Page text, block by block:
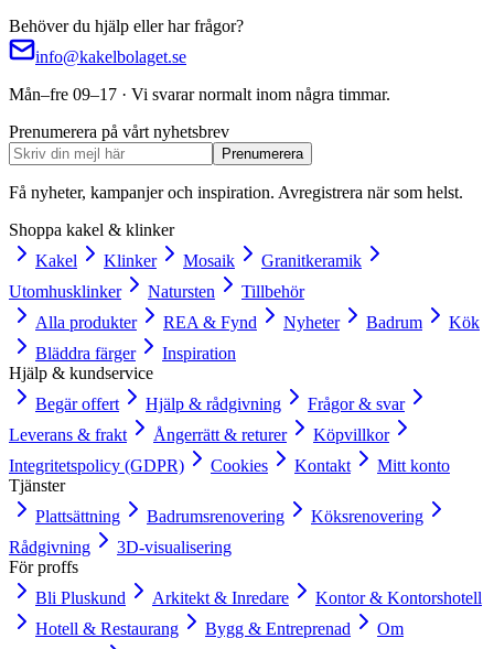
Behöver du hjälp eller har frågor?
info@kakelbolaget.se
Mån–fre 09–17 · Vi svarar normalt inom några timmar.
Prenumerera på vårt nyhetsbrev
Prenumerera
Få nyheter, kampanjer och inspiration. Avregistrera när som helst.
Shoppa kakel & klinker
Kakel
Klinker Mosaik
Granitkeramik
Utomhusklinker
Natursten
Tillbehör
Alla produkter
REA & Fynd Nyheter Badrum
Kök
Bläddra färger
Inspiration
Hjälp & kundservice
Begär offert
Hjälp & rådgivning
Frågor & svar
Leverans & frakt
Ångerrätt & returer
Köpvillkor
Integritetspolicy (GDPR)
Cookies Kontakt
Mitt konto
Tjänster
Plattsättning
Badrumsrenovering
Köksrenovering
Rådgivning
3D-visualisering
För proffs
Bli Pluskund
Arkitekt & Inredare
Kontor & Kontorshotell
Hotell & Restaurang
Bygg & Entreprenad
Om